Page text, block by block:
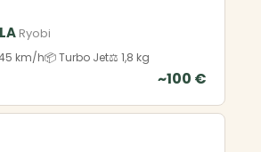
Ryobi
km/h📦 Turbo Jet⚖️ 1,8 kg
~100 €